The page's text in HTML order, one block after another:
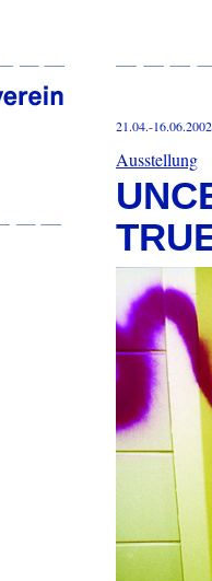
21.04.-16.06.2002
Ausstellung